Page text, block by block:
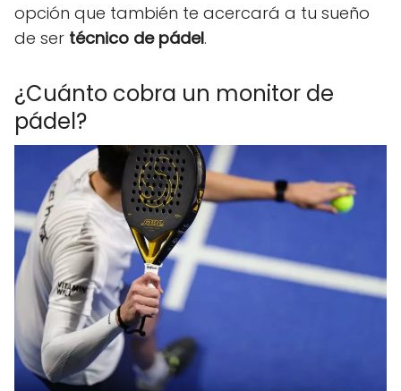
opción que también te acercará a tu sueño
de ser técnico de pádel.
¿Cuánto cobra un monitor de
pádel?